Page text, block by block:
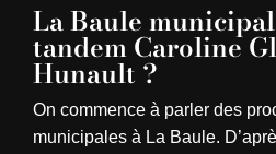
La Baule
tandem Caroline
Hunault ?
On commence à parler des
municipales à La Baule.